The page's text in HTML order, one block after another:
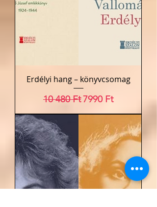
Erdélyi hang – könyvcsomag
Szokásos ár
10 480 FtAkciós ár
7990 Ft